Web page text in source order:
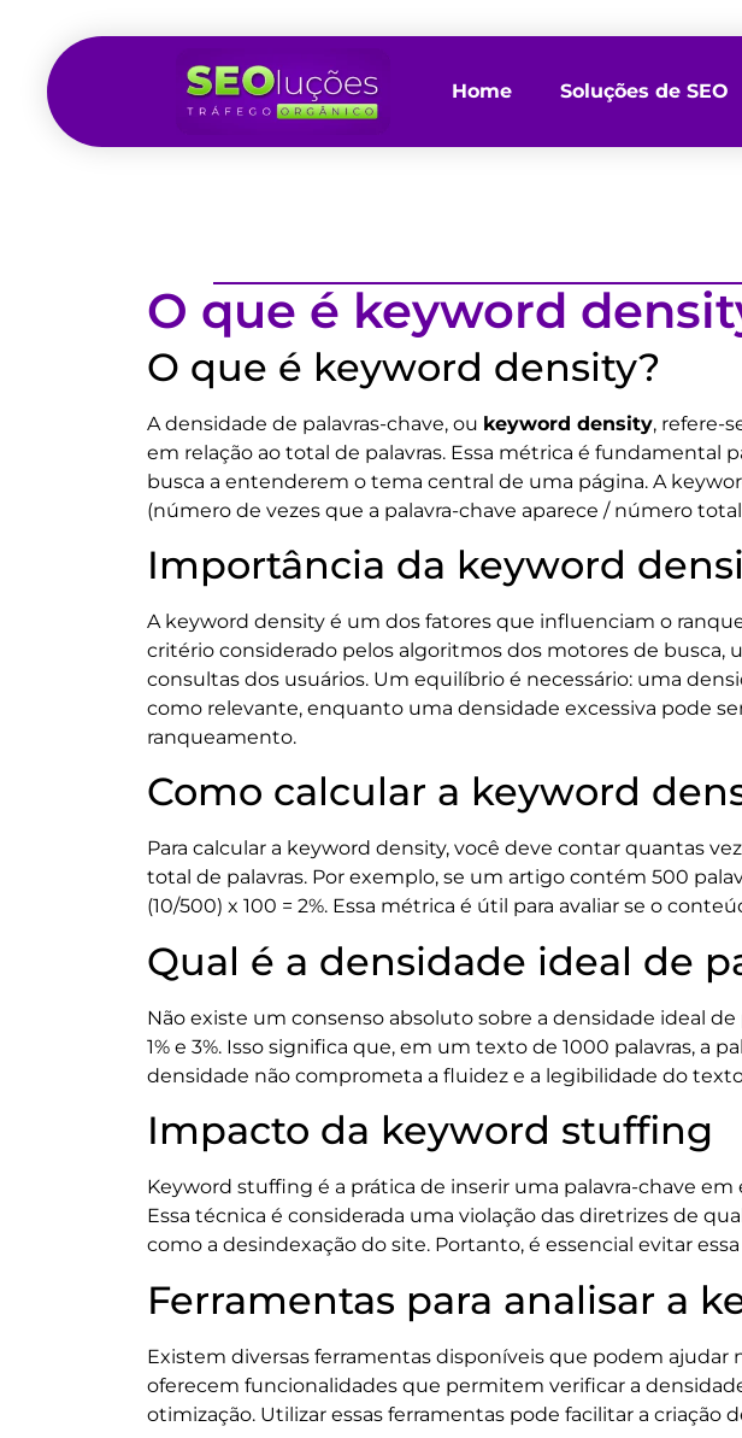
Home Soluções de SEO
O que é keyword
O que é keyword density?
A densidade de palavras-chave, ou keyword density, refere-
em relação ao total de palavras. Essa métrica é fundamental
busca a entenderem o tema central de uma página. A
(número de vezes que a palavra-chave aparece / número total
Importância da keyword
A keyword density é um dos fatores que influenciam o
critério considerado pelos algoritmos dos motores de
consultas dos usuários. Um equilíbrio é necessário: uma
como relevante, enquanto uma densidade excessiva pode
ranqueamento.
Como calcular a keyword
Para calcular a keyword density, você deve contar quantas
total de palavras. Por exemplo, se um artigo contém 500
(10/500) x 100 = 2%. Essa métrica é útil para avaliar se o
Qual é a densidade ideal de
Não existe um consenso absoluto sobre a densidade ideal
1% e 3%. Isso significa que, em um texto de 1000 palavras, a
densidade não comprometa a fluidez e a legibilidade do
Impacto da keyword stuffing
Keyword stuffing é a prática de inserir uma palavra-chave
Essa técnica é considerada uma violação das diretrizes de
como a desindexação do site. Portanto, é essencial evitar
Ferramentas para analisar a
Existem diversas ferramentas disponíveis que podem ajudar
oferecem funcionalidades que permitem verificar a
otimização. Utilizar essas ferramentas pode facilitar a criação